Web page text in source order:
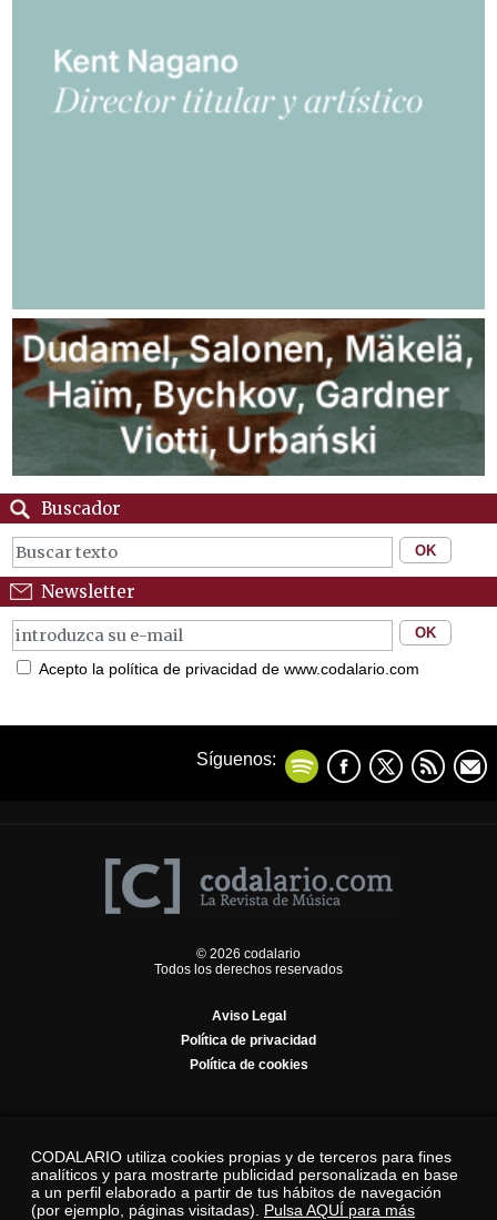
Buscador
Newsletter
Acepto la política de privacidad de www.codalario.com
Síguenos:
© 2026 codalario
Todos los derechos reservados
Aviso Legal
Política de privacidad
Política de cookies
CODALARIO utiliza cookies propias y de terceros para fines
analíticos y para mostrarte publicidad personalizada en base
a un perfil elaborado a partir de tus hábitos de navegación
(por ejemplo, páginas visitadas). Pulsa AQUÍ para más